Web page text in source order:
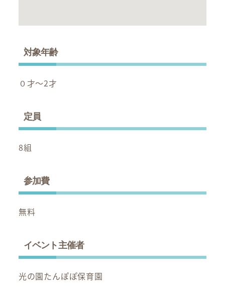
対象年齢
０才～2才
定員
8組
参加費
無料
イベント主催者
光の園たんぽぽ保育園